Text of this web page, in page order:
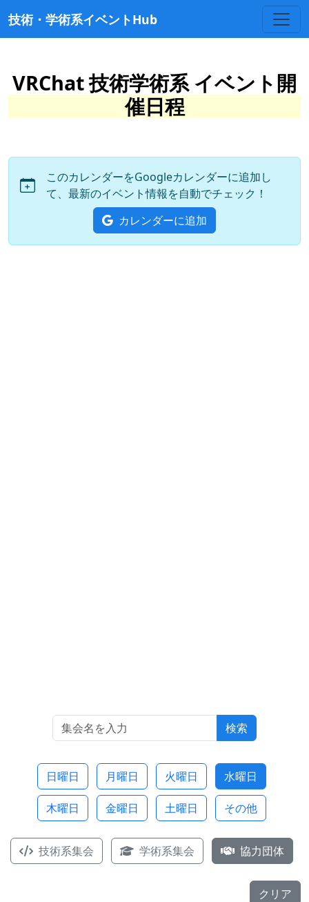
技術・学術系イベントHub
VRChat 技術学術系 イベント開
催日程
このカレンダーをGoogleカレンダーに追加し
て、最新のイベント情報を自動でチェック！
カレンダーに追加
検索
日曜日 月曜日 火曜日 水曜日
木曜日 金曜日 土曜日 その他
技術系集会 学術系集会 協力団体
クリア